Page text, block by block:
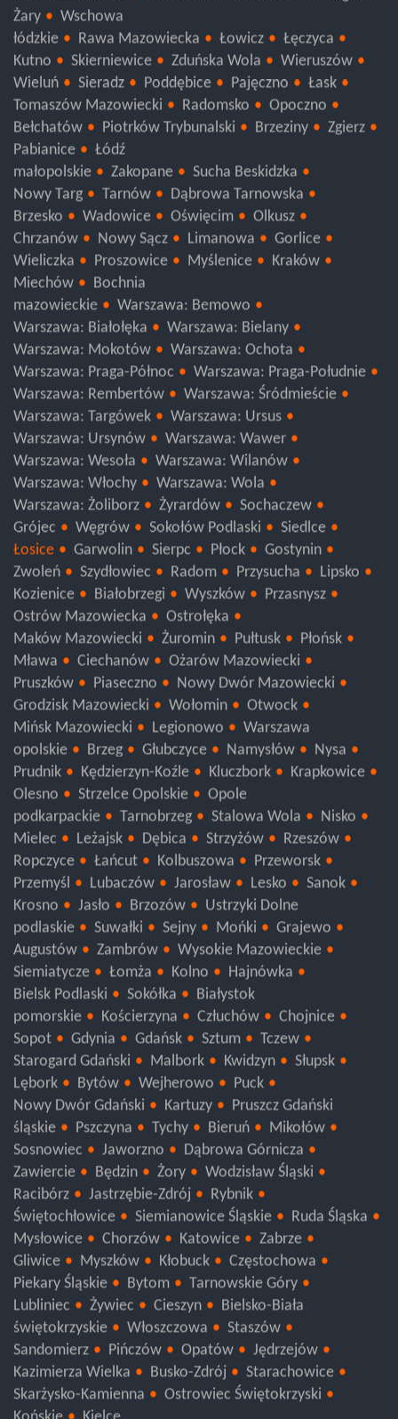
Krosno Odrzańskie
Żary
Wschowa
łódzkie
Rawa Mazowiecka Łowicz
Łęczyca
Kutno
Skierniewice Zduńska Wola
Wieruszów
Wieluń
Sieradz Poddębice Pajęczno
Łask
Tomaszów Mazowiecki
Radomsko
Opoczno
Bełchatów
Piotrków Trybunalski
Pabianice
Łódź
małopolskie
Zakopane
Sucha Beskidzka
Nowy Targ
Tarnów
Dąbrowa Tarnowska
Brzesko
Wadowice Oświęcim
Olkusz
Chrzanów
Nowy Sącz Limanowa
Gorlice
Wieliczka
Proszowice
Miechów
Bochnia
mazowieckie
Warszawa: Bemowo
Warszawa: Białołęka
Warszawa: Bielany
Warszawa: Mokotów
Warszawa: Ochota
Warszawa: Praga-Północ
Warszawa: Praga-Południe
Warszawa: Rembertów
Warszawa: Śródmieście
Warszawa: Targówek
Warszawa: Ursus
Warszawa: Ursynów
Warszawa: Wawer
Warszawa: Wesoła
Warszawa: Wilanów
Warszawa: Włochy
Warszawa: Wola
Warszawa: Żoliborz
Żyrardów
Sochaczew
Grójec
Węgrów Sokołów Podlaski
Siedlce
Łosice
Garwolin Sierpc Płock
Gostynin
Zwoleń
Szydłowiec Radom Przysucha
Lipsko
Kozienice
Białobrzegi Wyszków
Ostrów Mazowiecka
Ostrołęka
Maków Mazowiecki
Żuromin Pułtusk
Płońsk
Mława
Ciechanów
Ożarów Mazowiecki
Pruszków
Piaseczno
Nowy Dwór Mazowiecki
Grodzisk Mazowiecki
Wołomin
Otwock
Mińsk Mazowiecki
Legionowo
Warszawa
opolskie
Brzeg Głubczyce Namysłów
Nysa
Prudnik
Kędzierzyn-Koźle Kluczbork
Olesno
Strzelce Opolskie
Opole
podkarpackie
Tarnobrzeg Stalowa Wola
Nisko
Mielec
Leżajsk Dębica Strzyżów
Rzeszów
Ropczyce
Łańcut Kolbuszowa
Przeworsk
Przemyśl
Lubaczów Jarosław Lesko
Krosno
Jasło Brzozów
Ustrzyki Dolne
podlaskie
Suwałki Sejny Mońki
Grajewo
Augustów
Zambrów
Wysokie Mazowieckie
Siemiatycze
Łomża Kolno
Hajnówka
Bielsk Podlaski
Sokółka
Białystok
pomorskie
Kościerzyna Człuchów
Chojnice
Sopot
Gdynia Gdańsk Sztum
Tczew
Starogard Gdański
Malbork Kwidzyn
Lębork
Bytów Wejherowo
Puck
Nowy Dwór Gdański
Kartuzy
Pruszcz Gdański
śląskie
Pszczyna Tychy Bieruń
Mikołów
Sosnowiec
Jaworzno
Dąbrowa Górnicza
Zawiercie
Będzin Żory
Wodzisław Śląski
Racibórz
Jastrzębie-Zdrój
Rybnik
Świętochłowice
Siemianowice Śląskie
Ruda Śląska
Mysłowice
Chorzów Katowice
Zabrze
Gliwice
Myszków Kłobuck
Częstochowa
Piekary Śląskie
Bytom
Tarnowskie Góry
Lubliniec
Żywiec Cieszyn
Bielsko-Biała
świętokrzyskie
Włoszczowa
Staszów
Sandomierz
Pińczów Opatów
Jędrzejów
Kazimierza Wielka
Busko-Zdrój
Starachowice
Skarżysko-Kamienna